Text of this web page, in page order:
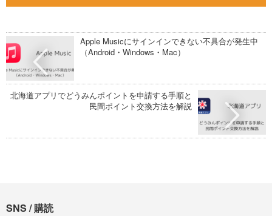
Apple Musicにサインインできない不具合が発生中
（Android・Windows・Mac）
北海道アプリでどうみんポイントを申請する手順と
民間ポイント交換方法を解説
SNS / 購読